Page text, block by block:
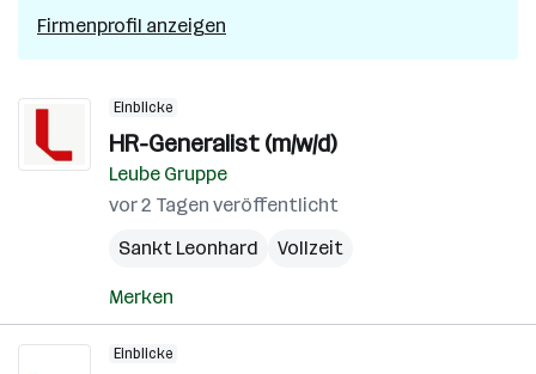
Firmenprofil anzeigen
Einblicke
HR-Generalist (m/w/d)
Leube Gruppe
vor 2 Tagen veröffentlicht
Sankt Leonhard
Vollzeit
Merken
Einblicke